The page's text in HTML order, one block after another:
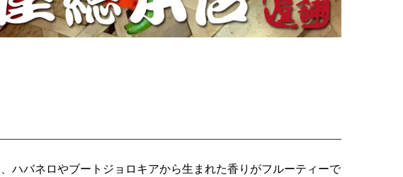
ハバネロやブートジョロキアから生まれた香りがフルーティーで